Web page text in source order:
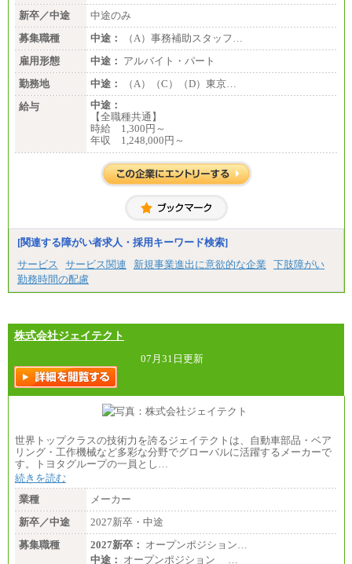
新卒／中途
中途のみ
募集職種
中途：
（A）事務補助スタッフ…
雇用形態
中途： アルバイト・パート
勤務地
中途：
（A）（C）（D）東京…
給与
中途：
【全職種共通】
時給 1,300円～
年収 1,248,000円～
[関連する障がい者求人・採用キーワード検索]
サービス
サービス関連 新規事業進出に意欲的な企業
下肢障がい
勤務時間の配慮
株式会社ジェイテクト
07月31日更新
世界トップクラスの技術力を誇るジェイテクトは、自動車部品・ベア
リング・工作機械など多彩な分野でグローバルに活躍するメーカーで
す。トヨタグループの一員とし…
続きを読む
業種
メーカー
新卒／中途
2027新卒・中途
募集職種
2027新卒： オープンポジション…
中途： オープンポジション …